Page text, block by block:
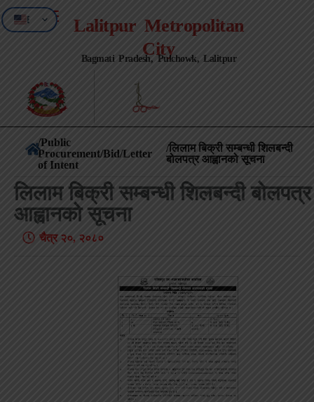
Lalitpur Metropolitan
City
Bagmati Pradesh, Pulchowk, Lalitpur
/Public
Procurement/Bid/Letter
of Intent
/लिलाम बिक्री सम्बन्धी शिलबन्दी
बोलपत्र आह्वानको सूचना
लिलाम बिक्री सम्बन्धी शिलबन्दी बोलपत्र
आह्वानको सूचना
चैत्र २०, २०८०